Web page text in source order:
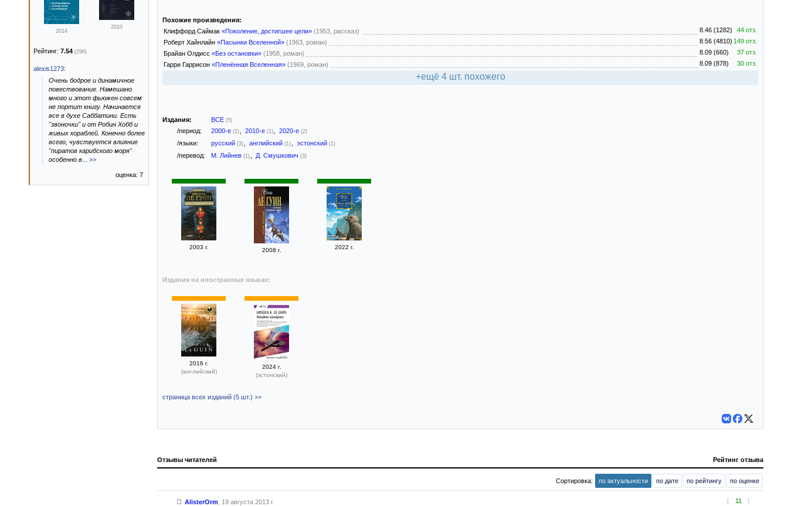
Похожие произведения:
Клиффорд Саймак «Поколение, достигшее цели» (1953, рассказ) 8.46 (1282)
44 отз.
Роберт Хайнлайн «Пасынки Вселенной» (1963, роман) 8.56 (4810) 149 отз.
Брайан Олдисс «Без остановки» (1958, роман) 8.09 (660)
37 отз.
Гарри Гаррисон «Пленённая Вселенная» (1969, роман) 8.09 (878) 30 отз.
+ещё 4 шт. похожего
Издания: ВСЕ (5)
/период: 2000-е (2) 2010-е (1) 2020-е (2)
/языки: русский (3) английский (1) эстонский (1)
/перевод: М. Лийнев (1) Д. Смушкович (3)
2003 г. 2008 г. 2022 г.
Издания на иностранных языках:
2016 г.
(английский)
2024 г.
(эстонский)
страница всех изданий (5 шт.) >>
Отзывы читателей Рейтинг отзыва
Сортировка: по актуальности по дате по рейтингу по оценке
[ 11 ]
AlisterOrm
19 августа 2013 г.
2014
2010
Рейтинг: 7.54 (296)
alexis1273:
Очень бодрое и динамичное
повествование. Намешано
много и этот фьюжен совсем
не портит книгу. Начинается
все в духе Саббатини. Есть
"звоночки" и от Робин Хобб и
живых кораблей. Конечно более
всего, чувствуется влияние
"пиратов карибского моря"
особенно в
>>
оценка: 7